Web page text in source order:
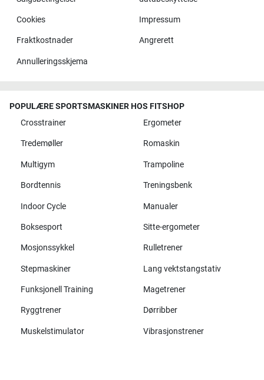
Cookies Impressum
Fraktkostnader Angrerett
Annulleringsskjema
POPULÆRE SPORTSMASKINER HOS FITSHOP
Crosstrainer
Ergometer
Tredemøller Romaskin
Multigym Trampoline
Bordtennis Treningsbenk
Indoor Cycle Manualer
Boksesport Sitte-ergometer
Mosjonssykkel Rulletrener
Stepmaskiner Lang vektstangstativ
Funksjonell Training Magetrener
Ryggtrener Dørribber
Muskelstimulator Vibrasjonstrener